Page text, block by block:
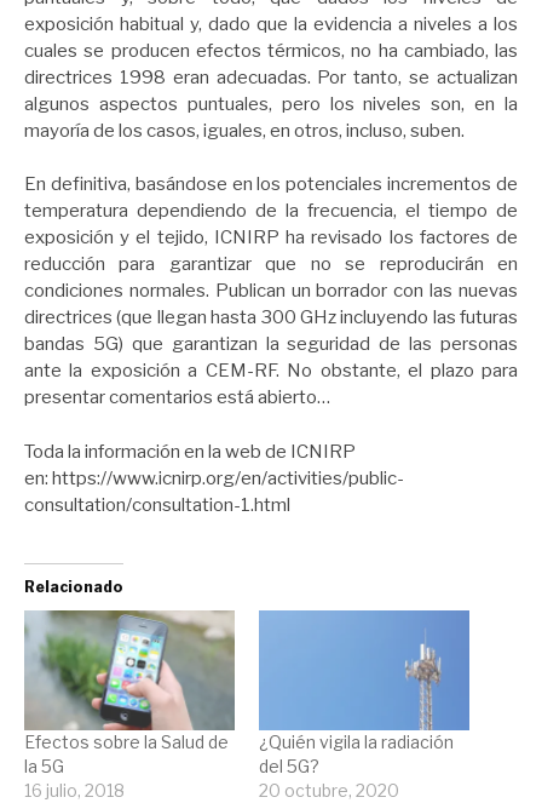
exposición habitual y, dado que la evidencia a niveles a los
cuales se producen efectos térmicos, no ha cambiado, las
directrices 1998 eran adecuadas. Por tanto, se actualizan
algunos aspectos puntuales, pero los niveles son, en la
mayoría de los casos, iguales, en otros, incluso, suben.
En definitiva, basándose en los potenciales incrementos de
temperatura dependiendo de la frecuencia, el tiempo de
exposición y el tejido, ICNIRP ha revisado los factores de
reducción para garantizar que no se reproducirán en
condiciones normales. Publican un borrador con las nuevas
directrices (que llegan hasta 300 GHz incluyendo las futuras
bandas 5G) que garantizan la seguridad de las personas
ante la exposición a CEM-RF. No obstante, el plazo para
presentar comentarios está abierto…
Toda la información en la web de ICNIRP
en: https://www.icnirp.org/en/activities/public-
consultation/consultation-1.html
Relacionado
Efectos sobre la Salud de
la 5G
16 julio, 2018
¿Quién vigila la radiación
del 5G?
20 octubre, 2020